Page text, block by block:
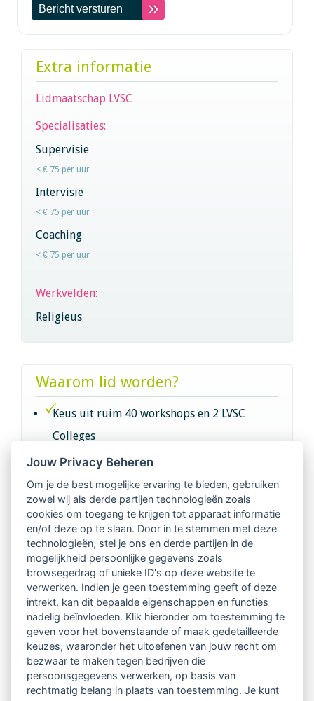
Extra informatie
Lidmaatschap LVSC
Specialisaties:
Supervisie
< € 75 per uur
Intervisie
< € 75 per uur
Coaching
< € 75 per uur
Werkvelden:
Religieus
Waarom lid worden?
Keus uit ruim 40 workshops en 2 LVSC
Colleges
Intervisie met geregistreerde vakgenoten
Netwerk van 2100 professionals in 14
regio's
Vindbaar voor opdrachtgevers
Tijdschrift voor
Begeleidingskunde & kennisbank
Beroepsregistratie (LVSC keurmerk)
Lid worden van LVSC
Jouw Privacy Beheren
Om je de best mogelijke ervaring te bieden, gebruiken
zowel wij als derde partijen technologieën zoals
cookies om toegang te krijgen tot apparaat informatie
en/of deze op te slaan. Door in te stemmen met deze
technologieën, stel je ons en derde partijen in de
mogelijkheid persoonlijke gegevens zoals
browsegedrag of unieke ID's op deze website te
verwerken. Indien je geen toestemming geeft of deze
intrekt, kan dit bepaalde eigenschappen en functies
nadelig beïnvloeden. Klik hieronder om toestemming te
geven voor het bovenstaande of maak gedetailleerde
keuzes, waaronder het uitoefenen van jouw recht om
bezwaar te maken tegen bedrijven die
persoonsgegevens verwerken, op basis van
rechtmatig belang in plaats van toestemming. Je kunt